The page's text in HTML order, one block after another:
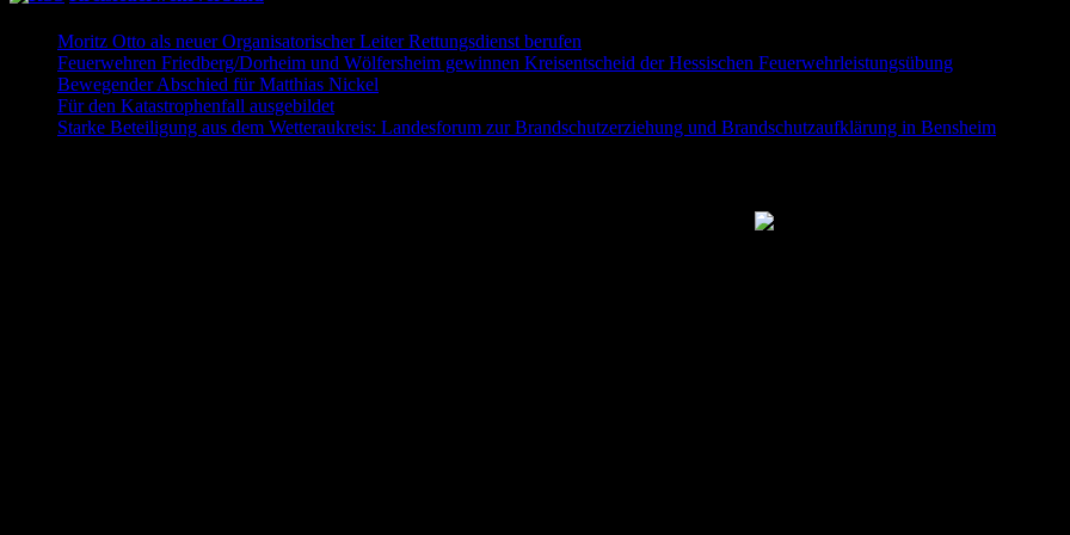
Moritz Otto als neuer Organisatorischer Leiter Rettungsdienst berufen
Feuerwehren Friedberg/Dorheim und Wölfersheim gewinnen Kreisentscheid der Hessischen Feuerwehrleistungsübung
Bewegender Abschied für Matthias Nickel
Für den Katastrophenfall ausgebildet
Starke Beteiligung aus dem Wetteraukreis: Landesforum zur Brandschutzerziehung und Brandschutzaufklärung in Bensheim